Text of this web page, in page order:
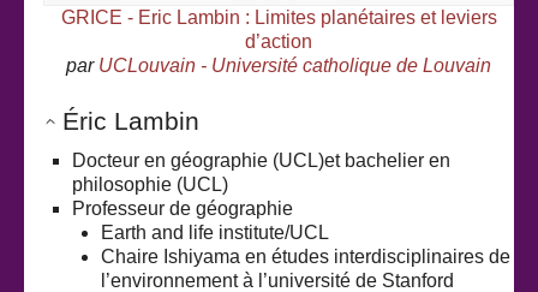
GRICE - Eric Lambin : Limites planétaires et leviers
d’action
par UCLouvain - Université catholique de Louvain
Éric Lambin
Docteur en géographie (UCL)et bachelier en
philosophie (UCL)
Professeur de géographie
Earth and life institute/UCL
Chaire Ishiyama en études interdisciplinaires de
l’environnement à l’université de Stanford